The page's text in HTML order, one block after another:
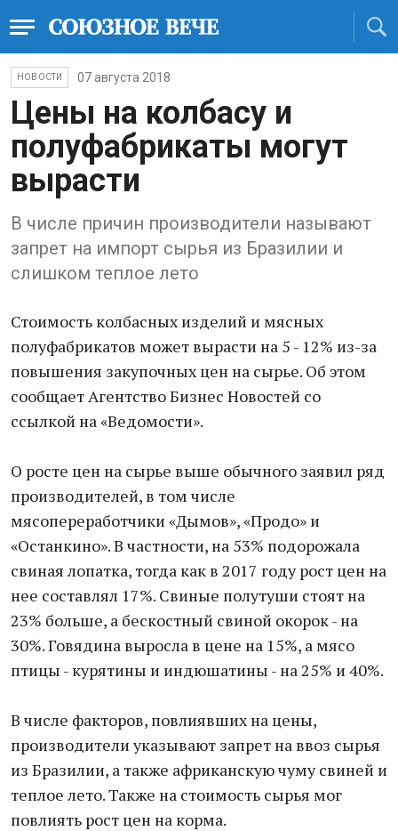
НОВОСТИ 07 августа 2018
Цены на колбасу и
полуфабрикаты могут
вырасти
В числе причин производители называют
запрет на импорт сырья из Бразилии и
слишком теплое лето
Стоимость колбасных изделий и мясных
полуфабрикатов может вырасти на 5 - 12% из-за
повышения закупочных цен на сырье. Об этом
сообщает Агентство Бизнес Новостей со
ссылкой на «Ведомости».
О росте цен на сырье выше обычного заявил ряд
производителей, в том числе
мясопереработчики «Дымов», «Продо» и
«Останкино». В частности, на 53% подорожала
свиная лопатка, тогда как в 2017 году рост цен на
нее составлял 17%. Свиные полутуши стоят на
23% больше, а бескостный свиной окорок - на
30%. Говядина выросла в цене на 15%, а мясо
птицы - курятины и индюшатины - на 25% и 40%.
В числе факторов, повлиявших на цены,
производители указывают запрет на ввоз сырья
из Бразилии, а также африканскую чуму свиней и
теплое лето. Также на стоимость сырья мог
повлиять рост цен на корма.